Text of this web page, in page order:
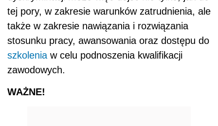
tej pory, w zakresie warunków zatrudnienia, ale
także w zakresie nawiązania i rozwiązania
stosunku pracy, awansowania oraz dostępu do
szkolenia w celu podnoszenia kwalifikacji
zawodowych.
WAŻNE!